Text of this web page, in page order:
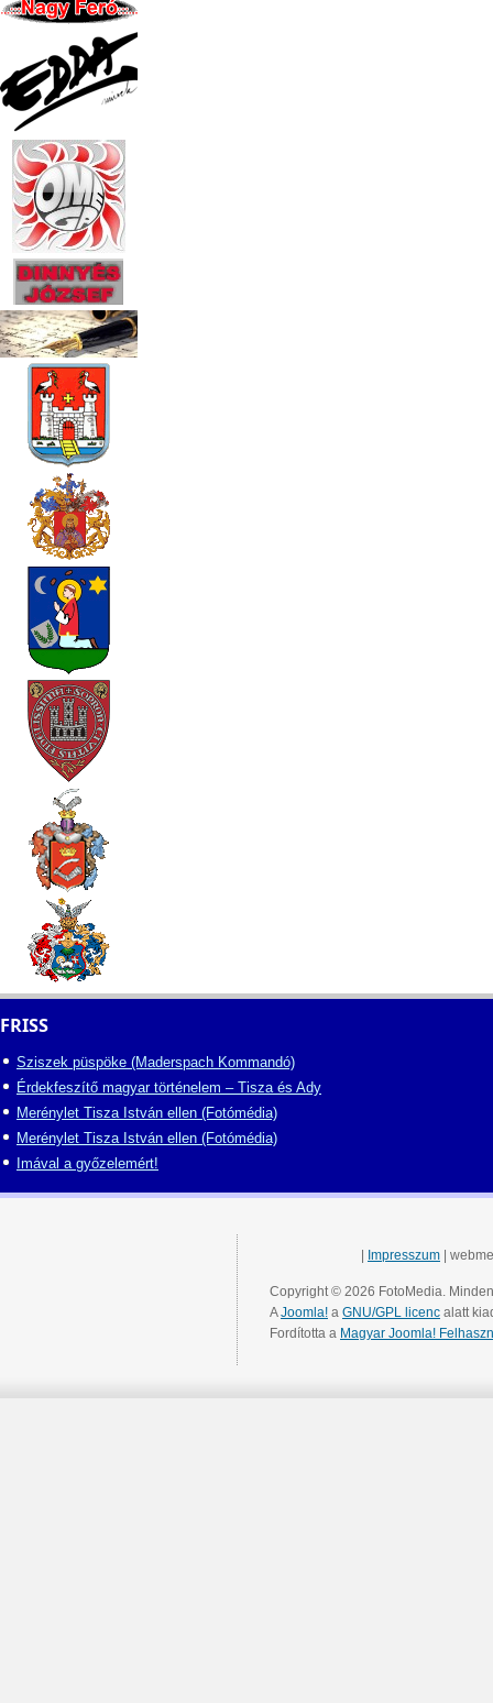
FRISS
Sziszek püspöke (Maderspach Kommandó)
Érdekfeszítő magyar történelem – Tisza és Ady
Merénylet Tisza István ellen (Fotómédia)
Merénylet Tisza István ellen (Fotómédia)
Imával a győzelemért!
Impresszum |
Copyright © 2026 FotoMedia.
AJoomla! a GNU/GPL licenc alatt
Fordította a Magyar Joomla!